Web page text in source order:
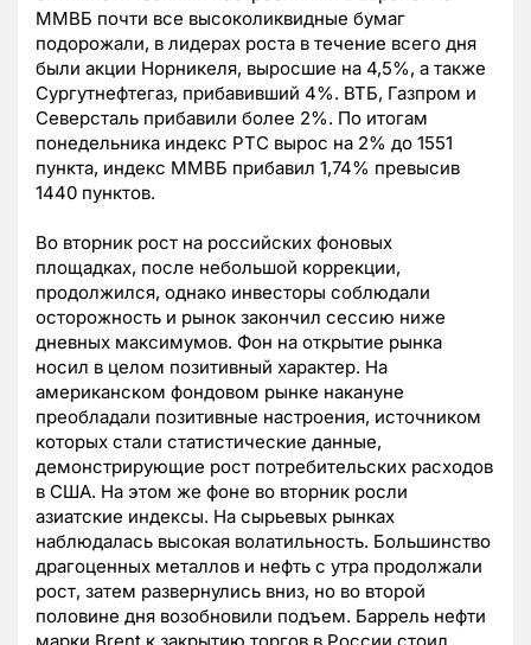
ММВБ почти все высоколиквидные бумаг
подорожали, в лидерах роста в течение всего дня
были акции Норникеля, выросшие на 4,5%, а также
Сургутнефтегаз, прибавивший 4%. ВТБ, Газпром и
Северсталь прибавили более 2%. По итогам
понедельника индекс РТС вырос на 2% до 1551
пункта, индекс ММВБ прибавил 1,74% превысив
1440 пунктов.
Во вторник рост на российских фоновых
площадках, после небольшой коррекции,
продолжился, однако инвесторы соблюдали
осторожность и рынок закончил сессию ниже
дневных максимумов. Фон на открытие рынка
носил в целом позитивный характер. На
американском фондовом рынке накануне
преобладали позитивные настроения, источником
которых стали статистические данные,
демонстрирующие рост потребительских расходов
в США. На этом же фоне во вторник росли
азиатские индексы. На сырьевых рынках
наблюдалась высокая волатильность. Большинство
драгоценных металлов и нефть с утра продолжали
рост, затем развернулись вниз, но во второй
половине дня возобновили подъем. Баррель нефти